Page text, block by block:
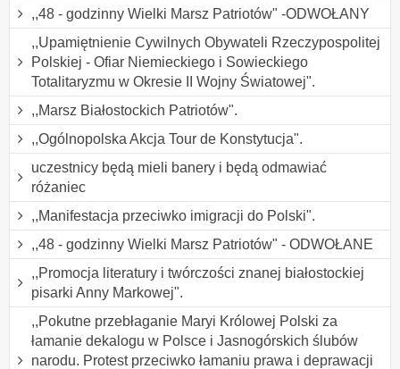
,,48 - godzinny Wielki Marsz Patriotów" -ODWOŁANY
,,Upamiętnienie Cywilnych Obywateli Rzeczypospolitej
Polskiej - Ofiar Niemieckiego i Sowieckiego
Totalitaryzmu w Okresie II Wojny Światowej".
,,Marsz Białostockich Patriotów".
,,Ogólnopolska Akcja Tour de Konstytucja".
uczestnicy będą mieli banery i będą odmawiać
różaniec
,,Manifestacja przeciwko imigracji do Polski".
,,48 - godzinny Wielki Marsz Patriotów" - ODWOŁANE
,,Promocja literatury i twórczości znanej białostockiej
pisarki Anny Markowej".
,,Pokutne przebłaganie Maryi Królowej Polski za
łamanie dekalogu w Polsce i Jasnogórskich ślubów
narodu. Protest przeciwko łamaniu prawa i deprawacji